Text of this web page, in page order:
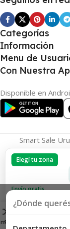
Elegí tu zona
Envío gratis
Categorías
Información
Menu de
Con Nuestra
Disponible en
Smart Sale
Favoritos
¿Dónde